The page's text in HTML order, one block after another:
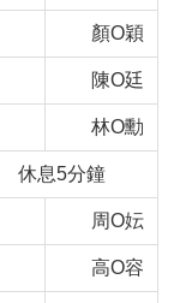
顏O穎
陳O廷
林O勳
休息5分鐘
周O妘
高O容